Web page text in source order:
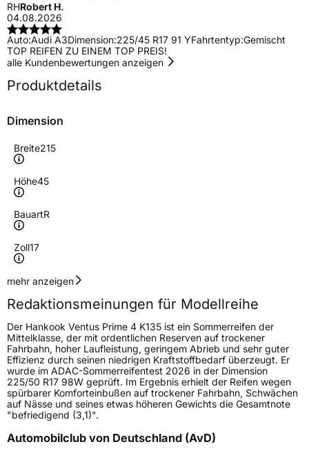
RHRobert H.
04.08.2026
Auto:Audi A3Dimension:225/45 R17 91 YFahrtentyp:Gemischt
TOP REIFEN ZU EINEM TOP PREIS!
alle Kundenbewertungen anzeigen
Produktdetails
Dimension
Breite215
Höhe45
BauartR
Zoll17
Geschwindigkeitsindex
Höchstgeschwindigkeit
300 km/h
Lastindex91
Höchstlast615 kg
Generelle Merkmale
Fahrzeugtyp
PKW
VerwendungSommerreifen
mehr anzeigen
Redaktionsmeinungen für Modellreihe
Der Hankook Ventus Prime 4 K135 ist ein Sommerreifen der
Mittelklasse, der mit ordentlichen Reserven auf trockener
Fahrbahn, hoher Laufleistung, geringem Abrieb und sehr guter
Effizienz durch seinen niedrigen Kraftstoffbedarf überzeugt. Er
wurde im ADAC-Sommerreifentest 2026 in der Dimension
225/50 R17 98W geprüft. Im Ergebnis erhielt der Reifen wegen
spürbarer Komforteinbußen auf trockener Fahrbahn, Schwächen
auf Nässe und seines etwas höheren Gewichts die Gesamtnote
"befriedigend (3,1)".
Automobilclub von Deutschland (AvD)